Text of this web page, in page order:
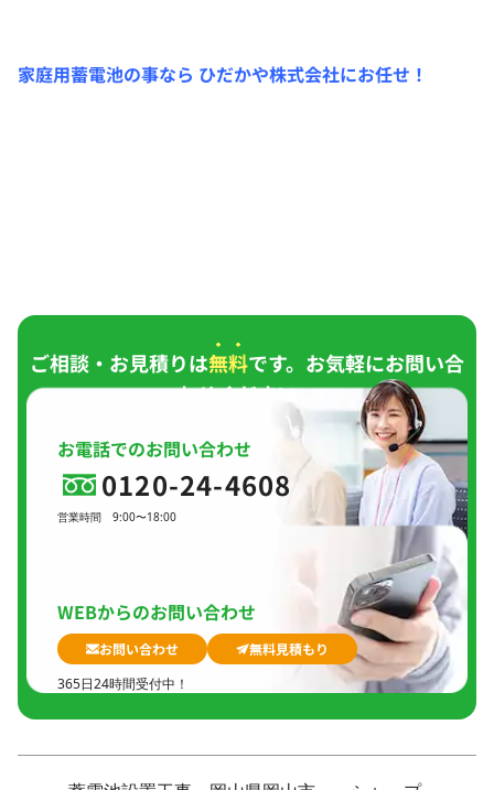
家庭用蓄電池の事なら ひだかや株式会社にお任せ！
ご相談・お見積りは無料です。お気軽にお問い合
わせください。
お電話でのお問い合わせ
0120-24-4608
営業時間
9:00〜18:00
WEBからのお問い合わせ
お問い合わせ
無料見積もり
365日24時間受付中！